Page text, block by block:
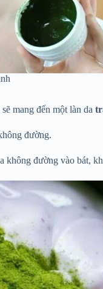
mang đến một làn da
đường.
đường vào bát,